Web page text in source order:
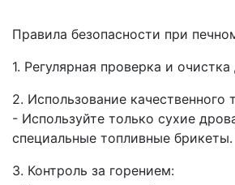
Правила безопасности при
1. Регулярная проверка и
2. Использование качественного
- Используйте только сухие
специальные топливные брикеты.
3. Контроль за горением: